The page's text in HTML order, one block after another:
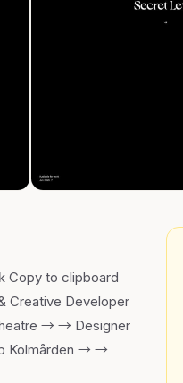
Copy to clipboard
Creative Developer
→ → Designer
Kolmården → →